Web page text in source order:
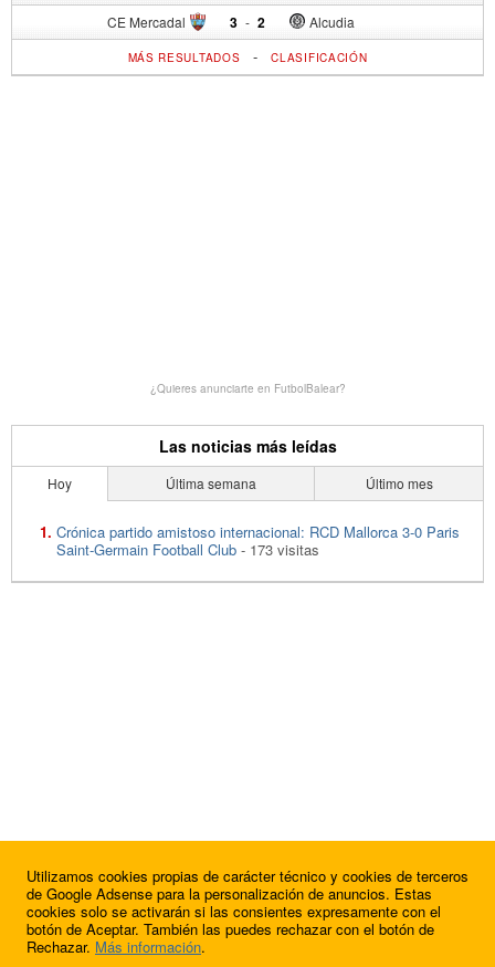
CE Mercadal 3 - Alcudia
2
MÁS RESULTADOS -CLASIFICACIÓN
¿Quieres anunciarte en FutbolBalear?
Las noticias más leídas
Hoy Última semana Último mes
Crónica partido amistoso internacional: RCD Mallorca 3-0 Paris
Saint-Germain Football Club - 173 visitas
Utilizamos cookies propias de carácter técnico y cookies de terceros
de Google Adsense para la personalización de anuncios. Estas
cookies solo se activarán si las consientes expresamente con el
botón de Aceptar. También las puedes rechazar con el botón de
Rechazar. Más información.